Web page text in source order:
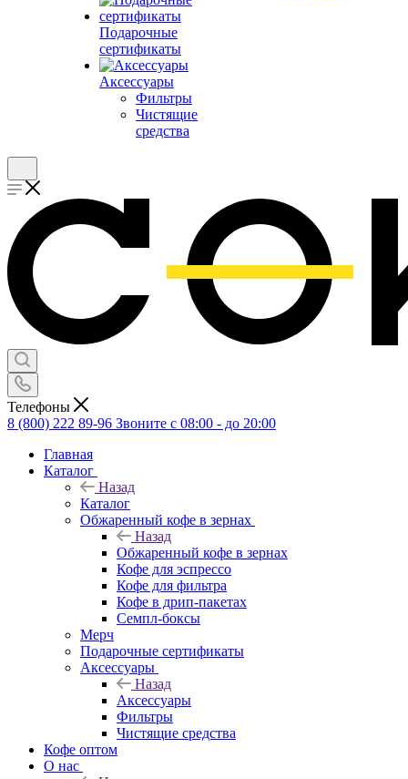
Подарочные
сертификаты
Аксессуары
Фильтры
Чистящие
средства
Телефоны
8 (800) 222 89-96 Звоните с 08:00 - до 20:00
Главная
Каталог
Назад
Каталог
Обжаренный кофе в зернах
Назад
Обжаренный кофе в зернах
Кофе для эспрессо
Кофе для фильтра
Кофе в дрип-пакетах
Семпл-боксы
Мерч
Подарочные сертификаты
Аксессуары
Назад
Аксессуары
Фильтры
Чистящие средства
Кофе оптом
О нас